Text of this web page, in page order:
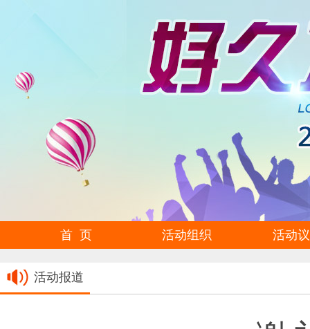
首 页 活动组织 活动
活动报道